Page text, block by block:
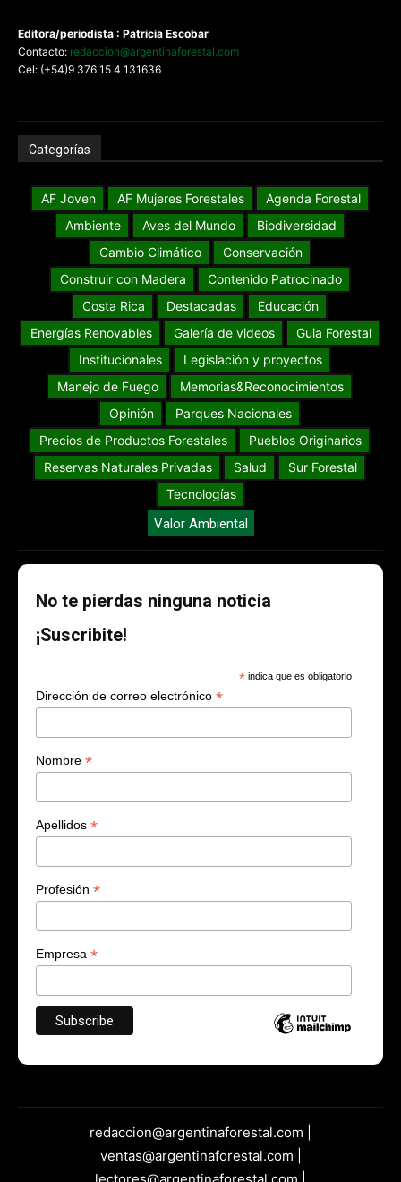
Editora/periodista : Patricia Escobar
Contacto: redaccion@argentinaforestal.com
Cel: (+54)9 376 15 4 131636
Categorías
AF Joven AF Mujeres Forestales
Agenda Forestal
Ambiente
Aves del Mundo
Biodiversidad
Cambio Climático
Conservación
Construir con Madera
Contenido Patrocinado
Costa Rica
Destacadas
Educación
Energías Renovables
Galería de videos
Guia Forestal
Institucionales
Legislación y proyectos
Manejo de Fuego
Memorias&Reconocimientos
Opinión
Parques Nacionales
Precios de Productos Forestales
Pueblos Originarios
Reservas Naturales Privadas
Salud
Sur Forestal
Tecnologías
Valor Ambiental
No te pierdas ninguna noticia
¡Suscribite!
* indica que es obligatorio
Dirección de correo electrónico *
Nombre *
Apellidos *
Profesión *
Empresa *
redaccion@argentinaforestal.com |
ventas@argentinaforestal.com |